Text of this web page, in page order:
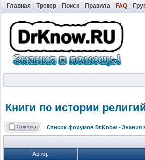
Главная Трекер Поиск Правила FAQ
Книги по истории
Список форумов Dr.Know - Знания
Автор